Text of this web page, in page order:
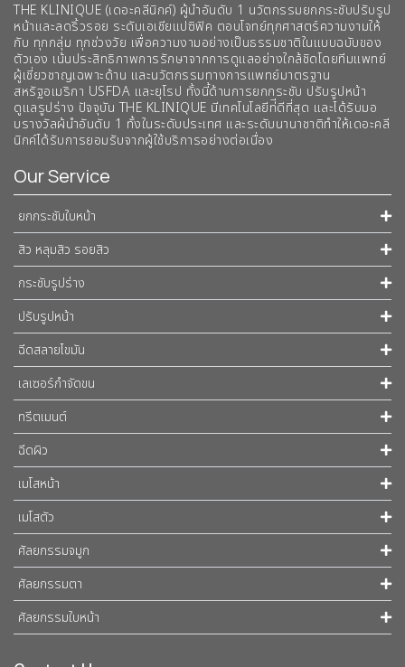
THE KLINIQUE (เดอะคลีนิกค์) ผู้นำอันดับ 1 นวัตกรรมยกกระชับปรับรูป
หน้าและลดริ้วรอย ระดับเอเชียแปซิฟิค ตอบโจทย์ทุกศาสตร์ความงามให้
กับ ทุกกลุ่ม ทุกช่วงวัย เพื่อความงามอย่างเป็นธรรมชาติในแบบฉบับของ
ตัวเอง เน้นประสิทธิภาพการรักษาจากการดูแลอย่างใกล้ชิดโดยทีมแพทย์
ผู้เชี่ยวชาญเฉพาะด้าน และนวัตกรรมทางการแพทย์มาตรฐาน
สหรัฐอเมริกา USFDA และยุโรป ทั้งนี้ด้านการยกกระชับ ปรับรูปหน้า
ดูแลรูปร่าง ปัจจุบัน THE KLINIQUE มีเทคโนโลยีท่ีดีที่สุด และได้รับมอ
บรางวัลผ้นำอันดับ 1 ทั้งในระดับประเทศ และระดับนานาชาติทําให้เดอะคลี
นิกค์ได้รับการยอมรับจากผู้ใช้บริการอย่างต่อเนื่อง
Our Service
ยกกระชับใบหน้า
สิว หลุมสิว รอยสิว
กระชับรูปร่าง
ปรับรูปหน้า
ฉีดสลายไขมัน
เลเซอร์กำจัดขน
ทรีตเมนต์
ฉีดผิว
เมโสหน้า
เมโสตัว
ศัลยกรรมจมูก
ศัลยกรรมตา
ศัลยกรรมใบหน้า